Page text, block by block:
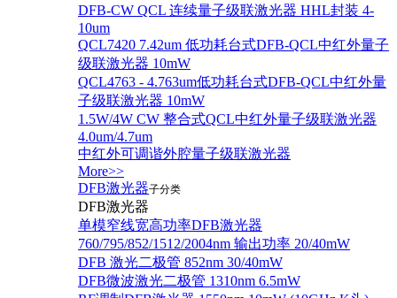
DFB-CW QCL 连续量子级联激光器 HHL封装 4-
10um
QCL7420 7.42um 低功耗台式DFB-QCL中红外量子
级联激光器 10mW
QCL4763 - 4.763um低功耗台式DFB-QCL中红外量
子级联激光器 10mW
1.5W/4W CW 整合式QCL中红外量子级联激光器
4.0um/4.7um
中红外可调谐外腔量子级联激光器
More>>
DFB激光器子分类
DFB激光器
单模窄线宽高功率DFB激光器
760/795/852/1512/2004nm 输出功率 20/40mW
DFB 激光二极管 852nm 30/40mW
DFB微波激光二极管 1310nm 6.5mW